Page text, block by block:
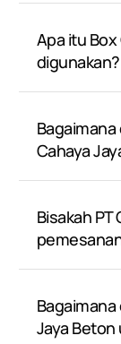
Apa itu
digunakan?
Cahaya
Bisakah
Jaya